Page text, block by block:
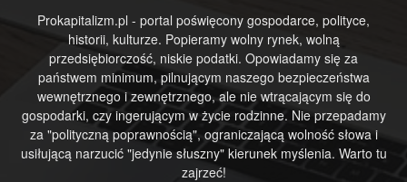
Prokapitalizm.pl - portal poświęcony gospodarce, polityce,
historii, kulturze. Popieramy wolny rynek, wolną
przedsiębiorczość, niskie podatki. Opowiadamy się za
państwem minimum, pilnującym naszego bezpieczeństwa
wewnętrznego i zewnętrznego, ale nie wtrącającym się do
gospodarki, czy ingerującym w życie rodzinne. Nie przepadamy
za "polityczną poprawnością", ograniczającą wolność słowa i
usiłującą narzucić "jedynie słuszny" kierunek myślenia. Warto tu
zajrzeć!